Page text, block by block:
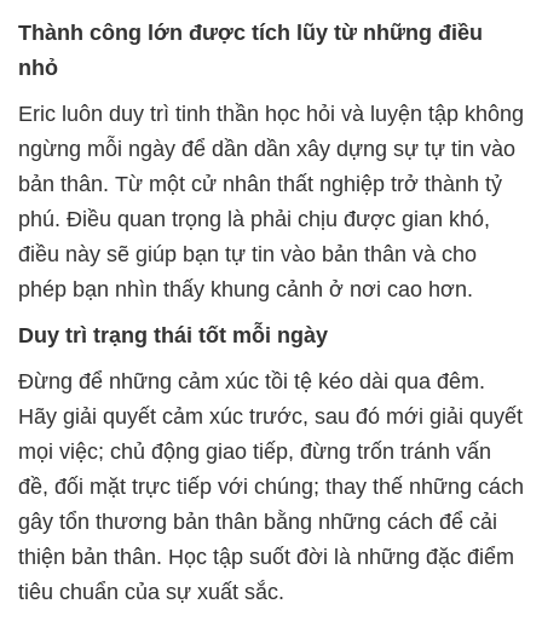
Thành công lớn được tích lũy từ những điều
nhỏ
Eric luôn duy trì tinh thần học hỏi và luyện tập không
ngừng mỗi ngày để dần dần xây dựng sự tự tin vào
bản thân. Từ một cử nhân thất nghiệp trở thành tỷ
phú. Điều quan trọng là phải chịu được gian khó,
điều này sẽ giúp bạn tự tin vào bản thân và cho
phép bạn nhìn thấy khung cảnh ở nơi cao hơn.
Duy trì trạng thái tốt mỗi ngày
Đừng để những cảm xúc tồi tệ kéo dài qua đêm.
Hãy giải quyết cảm xúc trước, sau đó mới giải quyết
mọi việc; chủ động giao tiếp, đừng trốn tránh vấn
đề, đối mặt trực tiếp với chúng; thay thế những cách
gây tổn thương bản thân bằng những cách để cải
thiện bản thân. Học tập suốt đời là những đặc điểm
tiêu chuẩn của sự xuất sắc.